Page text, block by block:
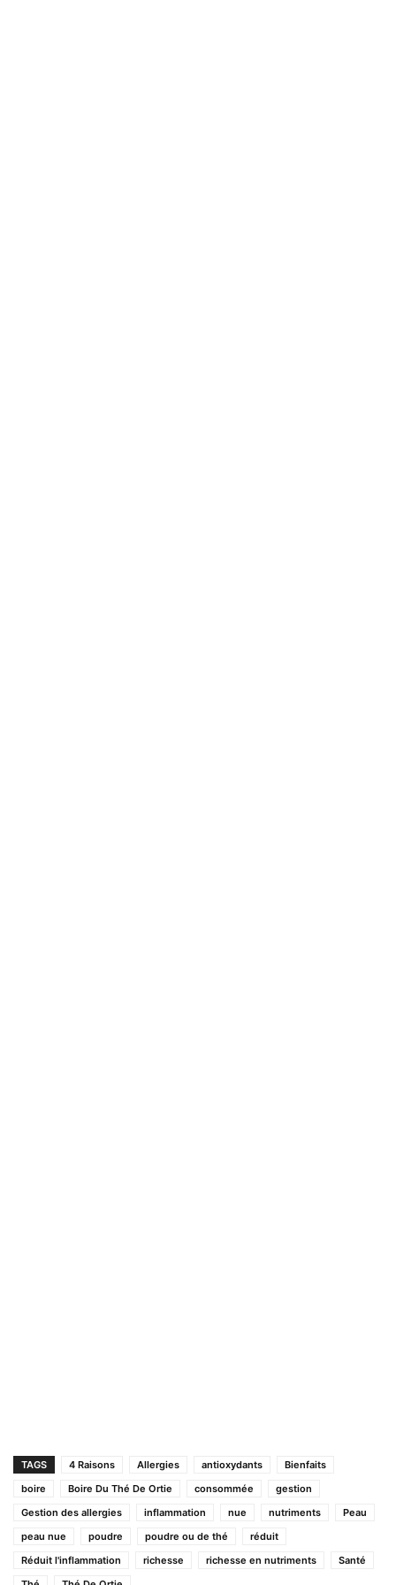
TAGS 4 Raisons Allergies antioxydants
Bienfaits
boire
Boire Du Thé De Ortie consommée
gestion
Gestion des allergies
inflammation nue nutriments
Peau
peau nue
poudre poudre ou de thé
réduit
Réduit l'inflammation
richesse richesse en nutriments
Santé